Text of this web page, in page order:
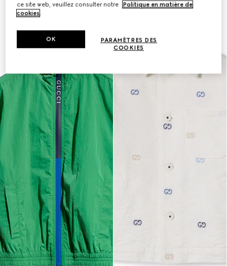
ce site web, veuillez consulter notre
Politique en matière de
cookies.
PARAMÈTRES DES
COOKIES
OK